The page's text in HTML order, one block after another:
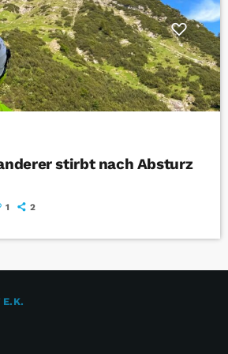
stirbt nach Absturz
1 2
E.K.